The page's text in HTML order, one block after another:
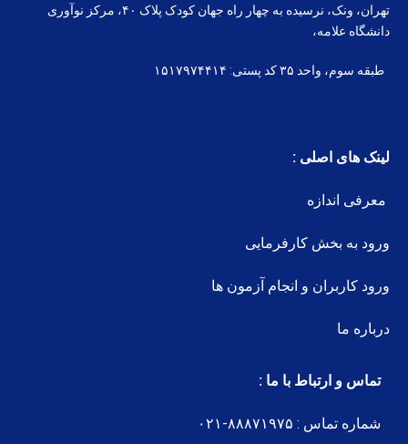
تهران، ونک، نرسیده به چهار راه جهان کودک پلاک ۴۰، مرکز نوآوری
دانشگاه علامه،
طبقه سوم، واحد ۳۵ کد پستی: ۱۵۱۷۹۷۴۴۱۴
لینک های اصلی :
معرفی اندازه
ورود به بخش کارفرمایی
ورود کاربران و انجام آزمون ها
درباره ما
تماس و ارتباط با ما :
شماره تماس : ۸۸۸۷۱۹۷۵-۰۲۱